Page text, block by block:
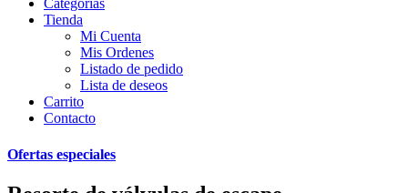
Categorias
Tienda
Mi Cuenta
Mis Ordenes
Listado de pedido
Lista de deseos
Carrito
Contacto
Ofertas especiales